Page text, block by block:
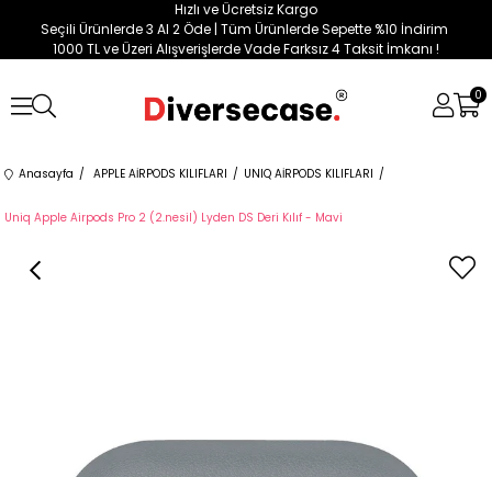
Hızlı ve Ücretsiz Kargo
Seçili Ürünlerde 3 Al 2 Öde | Tüm Ürünlerde Sepette %10 İndirim
1000 TL ve Üzeri Alışverişlerde Vade Farksız 4 Taksit İmkanı !
0
Anasayfa APPLE AİRPODS KILIFLARI UNIQ AİRPODS KILIFLARI
Uniq Apple Airpods Pro 2 (2.nesil) Lyden DS Deri Kılıf - Mavi